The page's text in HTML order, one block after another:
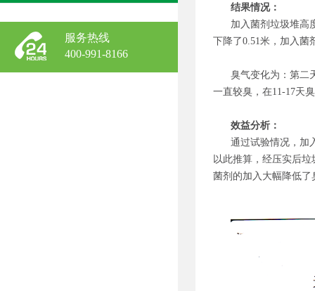
服务热线
400-991-8166
结果情况：
加入菌剂垃圾堆高
下降了0.51米，加入菌
臭气变化为：第二
一直较臭，在11-17天
效益分析：
通过试验情况，加
以此推算，经压实后
菌剂的加入大幅降低